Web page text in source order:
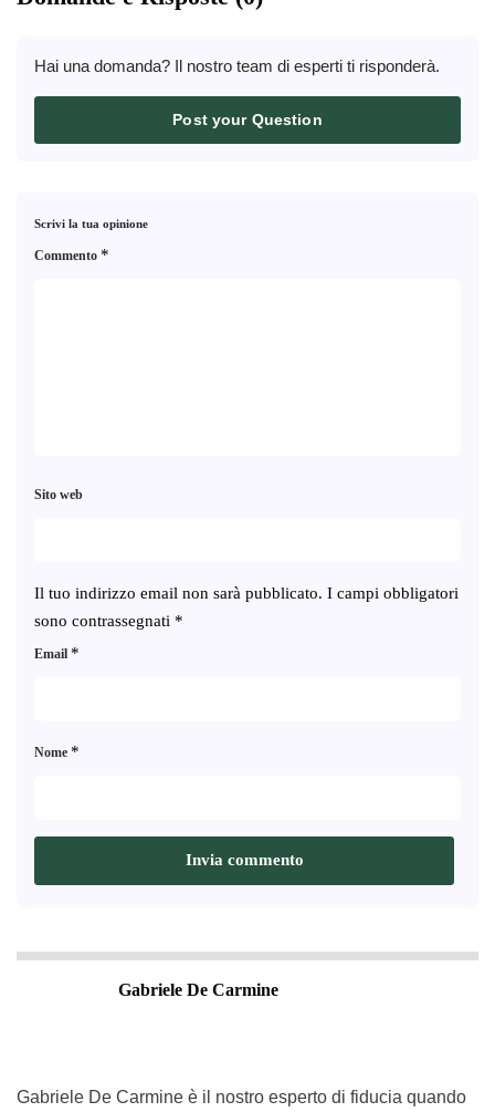
Hai una domanda? Il nostro team di esperti ti risponderà.
Post your Question
Scrivi la tua opinione
Il tuo indirizzo email non sarà pubblicato. I campi obbligatori
sono contrassegnati *
Commento *
Nome *
Email *
Sito web
Gabriele De Carmine
Gabriele De Carmine è il nostro esperto di fiducia quando